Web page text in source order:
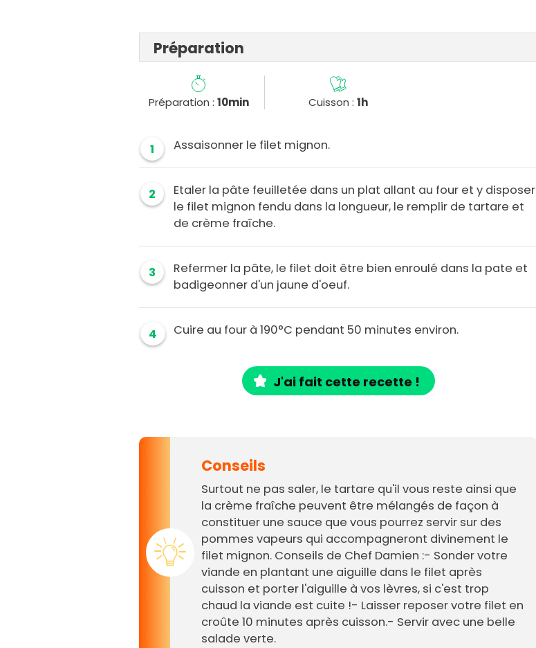
Préparation
Préparation : 10min Cuisson :1h
1 Assaisonner le filet mignon.
2
Etaler la pâte feuilletée dans un plat allant au four et y disposer
le filet mignon fendu dans la longueur, le remplir de tartare et
de crème fraîche.
3
Refermer la pâte, le filet doit être bien enroulé dans la pate et
badigeonner d'un jaune d'oeuf.
4 Cuire au four à 190°C pendant 50 minutes environ.
J'ai fait cette recette !
Conseils
Surtout ne pas saler, le tartare qu'il vous reste ainsi que
la crème fraîche peuvent être mélangés de façon à
constituer une sauce que vous pourrez servir sur des
pommes vapeurs qui accompagneront divinement le
filet mignon. Conseils de Chef Damien :- Sonder votre
viande en plantant une aiguille dans le filet après
cuisson et porter l'aiguille à vos lèvres, si c'est trop
chaud la viande est cuite !- Laisser reposer votre filet en
croûte 10 minutes après cuisson.- Servir avec une belle
salade verte.